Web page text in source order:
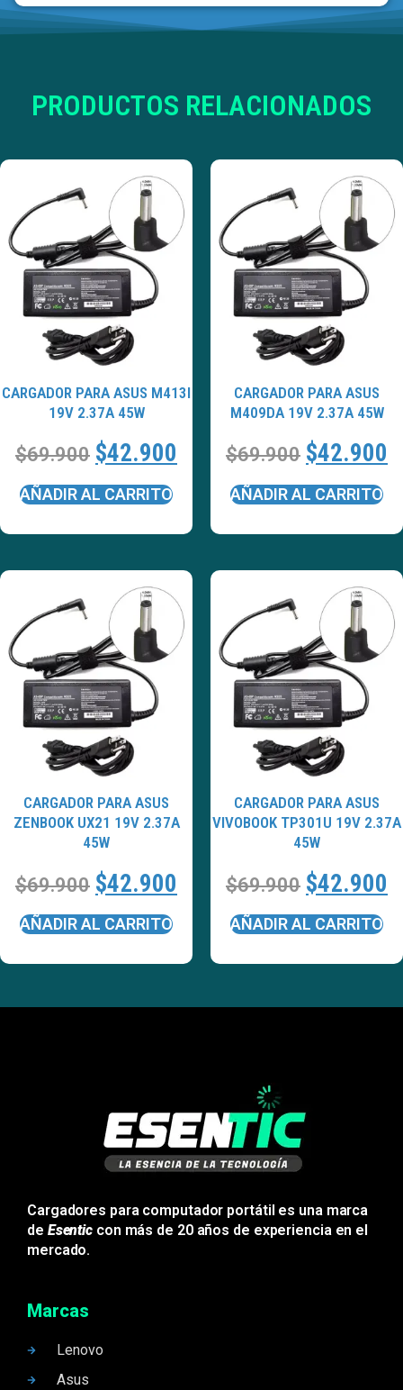
PRODUCTOS RELACIONADOS
CARGADOR PARA ASUS M413I
19V 2.37A 45W
$69.900 $42.900
AÑADIR AL CARRITO
CARGADOR PARA ASUS
M409DA 19V 2.37A 45W
$69.900 $42.900
AÑADIR AL CARRITO
CARGADOR PARA ASUS
ZENBOOK UX21 19V 2.37A
45W
$69.900 $42.900
AÑADIR AL CARRITO
CARGADOR PARA ASUS
VIVOBOOK TP301U 19V 2.37A
45W
$69.900 $42.900
AÑADIR AL CARRITO
Cargadores para computador portátil es una marca
de Esentic con más de 20 años de experiencia en el
mercado.
Marcas
Lenovo
Asus